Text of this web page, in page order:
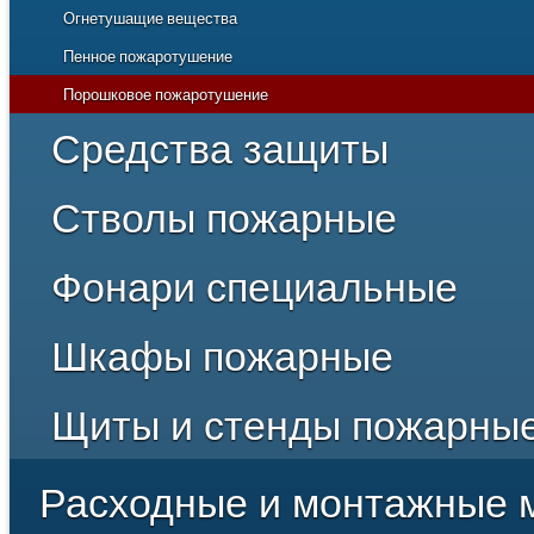
Огнетушащие вещества
Пенное пожаротушение
Порошковое пожаротушение
Средства защиты
Диэлектрика
Одежда и обмундирование пожарных
Средства защиты органов дыхания
Стволы пожарные
Лафетные
Ручные
Фонари специальные
Шкафы пожарные
Щиты и стенды
Расходные и монтажные